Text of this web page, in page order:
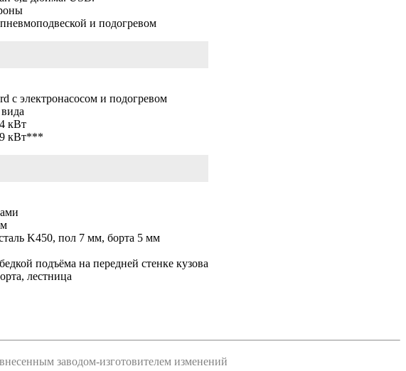
и подогревом
с электронасосом и подогревом
кВт
9 кВт***
K450, пол 7 мм, борта 5 мм
подъёма на передней стенке кузова
лестница
заводом-изготовителем изменений